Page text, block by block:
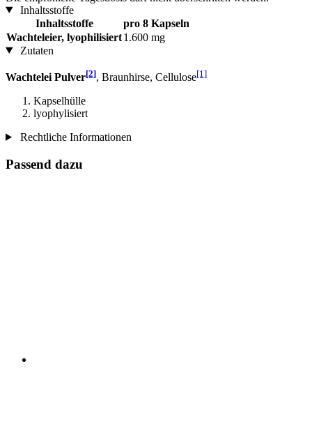
Inhaltsstoffe
Inhaltsstoffe
pro 8 Kapseln
Wachteleier, lyophilisiert1.600 mg
Zutaten
Wachtelei Pulver[2], Braunhirse, Cellulose[1]
Kapselhülle
lyophylisiert
Rechtliche Informationen
Passend dazu